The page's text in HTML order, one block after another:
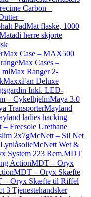
Carbon –
–
PadMat flaske, 1000
herre skjorte
Max Case – MAX500
Max Cases –
mlMax Ranger 2-
MaxxFan Deluxe
Inkl. LED-
– CykelhjelmMaya 3.0
TransporterMayland
ladies hacking
– Freesole Urethane
2x7gMcNett – Sil Net
McNett Wet &
System 223 Rem.MDT
ActionMDT – Oryx
MDT – Oryx Skæfte
– Oryx Skæfte til Riffel
3 Tjenestehandsker